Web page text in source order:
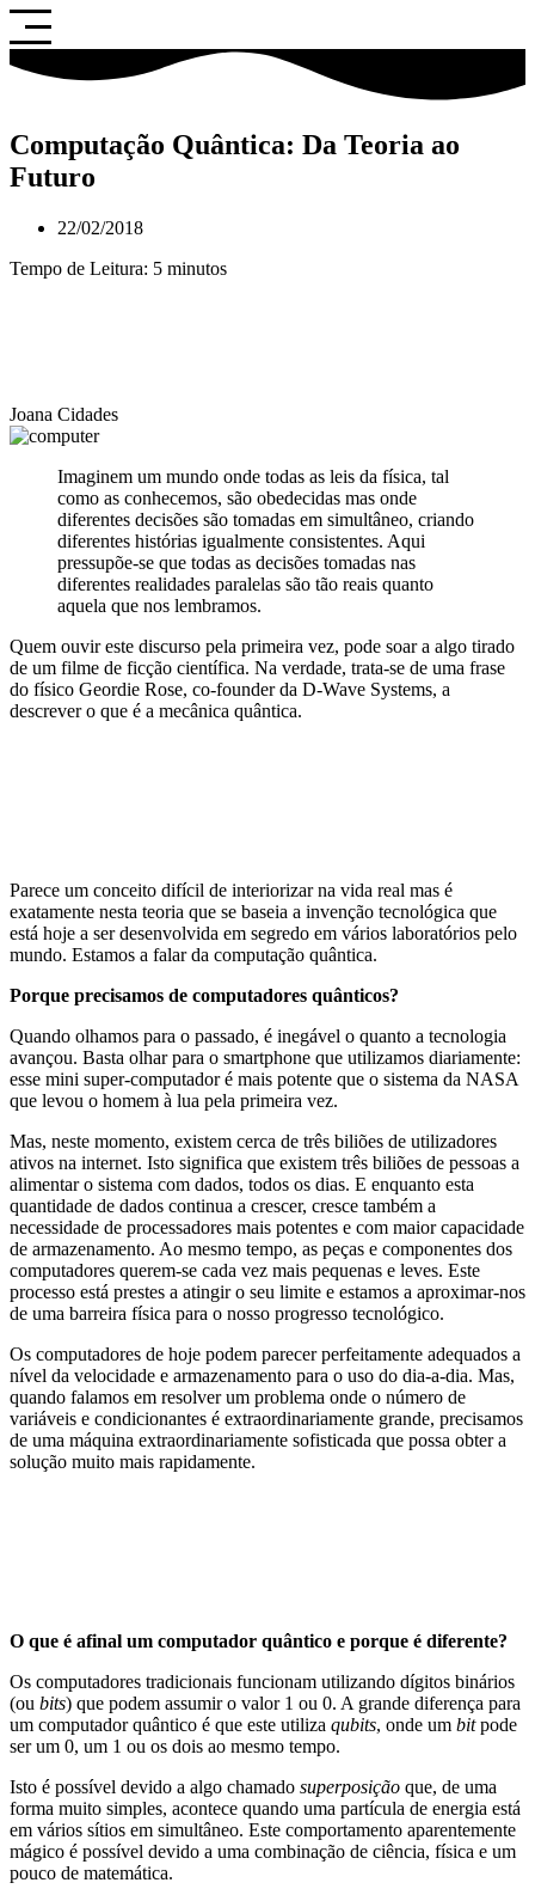
Saltar
para
o
conteúdo
Computação Quântica: Da Teoria ao
Futuro
22/02/2018
Tempo de Leitura: 5 minutos
Joana Cidades
Imaginem um mundo onde todas as leis da física, tal
como as conhecemos, são obedecidas mas onde
diferentes decisões são tomadas em simultâneo, criando
diferentes histórias igualmente consistentes. Aqui
pressupõe-se que todas as decisões tomadas nas
diferentes realidades paralelas são tão reais quanto
aquela que nos lembramos.
Quem ouvir este discurso pela primeira vez, pode soar a algo tirado
de um filme de ficção científica. Na verdade, trata-se de uma frase
do físico Geordie Rose, co-founder da D-Wave Systems, a
descrever o que é a mecânica quântica.
Parece um conceito difícil de interiorizar na vida real mas é
exatamente nesta teoria que se baseia a invenção tecnológica que
está hoje a ser desenvolvida em segredo em vários laboratórios pelo
mundo. Estamos a falar da computação quântica.
Porque precisamos de computadores quânticos?
Quando olhamos para o passado, é inegável o quanto a tecnologia
avançou. Basta olhar para o smartphone que utilizamos diariamente:
esse mini super-computador é mais potente que o sistema da NASA
que levou o homem à lua pela primeira vez.
Mas, neste momento, existem cerca de três biliões de utilizadores
ativos na internet. Isto significa que existem três biliões de pessoas a
alimentar o sistema com dados, todos os dias. E enquanto esta
quantidade de dados continua a crescer, cresce também a
necessidade de processadores mais potentes e com maior capacidade
de armazenamento. Ao mesmo tempo, as peças e componentes dos
computadores querem-se cada vez mais pequenas e leves. Este
processo está prestes a atingir o seu limite e estamos a aproximar-nos
de uma barreira física para o nosso progresso tecnológico.
Os computadores de hoje podem parecer perfeitamente adequados a
nível da velocidade e armazenamento para o uso do dia-a-dia. Mas,
quando falamos em resolver um problema onde o número de
variáveis e condicionantes é extraordinariamente grande, precisamos
de uma máquina extraordinariamente sofisticada que possa obter a
solução muito mais rapidamente.
O que é afinal um computador quântico e porque é diferente?
Os computadores tradicionais funcionam utilizando dígitos binários
(ou bits) que podem assumir o valor 1 ou 0. A grande diferença para
um computador quântico é que este utiliza qubits, onde um bitpode
ser um 0, um 1 ou os dois ao mesmo tempo.
Isto é possível devido a algo chamado superposição que, de uma
forma muito simples, acontece quando uma partícula de energia está
em vários sítios em simultâneo. Este comportamento aparentemente
mágico é possível devido a uma combinação de ciência, física e um
pouco de matemática.